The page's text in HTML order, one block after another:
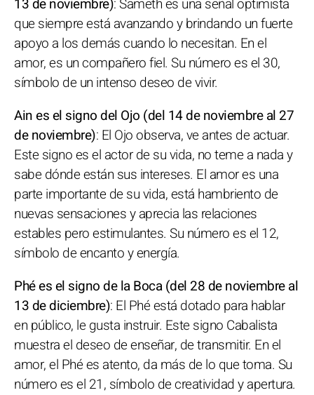
que siempre está avanzando y brindando un fuerte
apoyo a los demás cuando lo necesitan. En el
amor, es un compañero fiel. Su número es el 30,
símbolo de un intenso deseo de vivir.
Ain es el signo del Ojo (del 14 de noviembre al 27
de noviembre): El Ojo observa, ve antes de actuar.
Este signo es el actor de su vida, no teme a nada y
sabe dónde están sus intereses. El amor es una
parte importante de su vida, está hambriento de
nuevas sensaciones y aprecia las relaciones
estables pero estimulantes. Su número es el 12,
símbolo de encanto y energía.
Phé es el signo de la Boca (del 28 de noviembre al
13 de diciembre): El Phé está dotado para hablar
en público, le gusta instruir. Este signo Cabalista
muestra el deseo de enseñar, de transmitir. En el
amor, el Phé es atento, da más de lo que toma. Su
número es el 21, símbolo de creatividad y apertura.